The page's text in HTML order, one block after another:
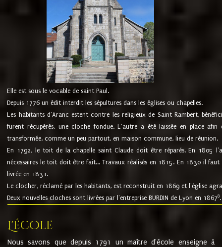
Elle est sous le vocable de saint Paul.
Depuis 1776 un édit interdit les sépultures dans les églises ou chapelles.
Les habitants d'Aranc estent contre les religieux de Saint Rambert,
furent récupérés, une cloche fondue. L'autre a été laissée en place
transformée, comme un peu partout, en maison commune, lieu de réunion.
En 1792, le toit de la chapelle saint Claude doit être réparés. En 1805
nécessaires le toit doit être fait... Travaux réalisés en 1815. En 1830 il
livrée en 1831.
Le clocher, réclamé par les habitants, est reconstruit en 1869 et l'église
Deux nouvelles cloches sont livrées par l'entreprise BURDIN de Lyon en 18678.
L'école
Nous savons que depuis 1791 un maître d'école enseigne à